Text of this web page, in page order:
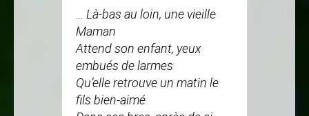
… Là-bas au loin, une vieille
Maman
Attend son enfant, yeux
embués de larmes
Qu’elle retrouve un matin le
fils bien-aimé